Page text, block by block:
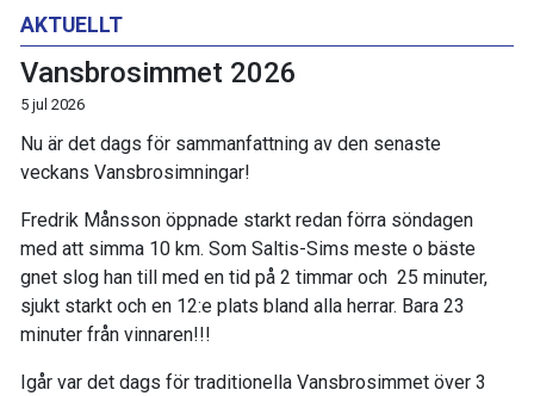
AKTUELLT
Vansbrosimmet 2026
5 jul 2026
Nu är det dags för sammanfattning av den senaste
veckans Vansbrosimningar!
Fredrik Månsson öppnade starkt redan förra söndagen
med att simma 10 km. Som Saltis-Sims meste o bäste
gnet slog han till med en tid på 2 timmar och 25 minuter,
sjukt starkt och en 12:e plats bland alla herrar. Bara 23
minuter från vinnaren!!!
Igår var det dags för traditionella Vansbrosimmet över 3